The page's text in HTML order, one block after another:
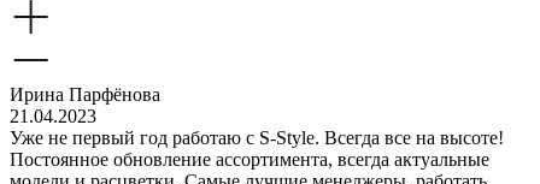
Ирина Парфёнова
21.04.2023
Уже не первый год работаю с S-Style. Всегда все на высоте!
Постоянное обновление ассортимента, всегда актуальные